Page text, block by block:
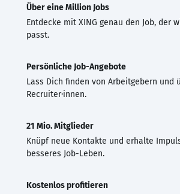
Über eine Million Jobs
Entdecke mit XING genau den Job, der
passt.
Persönliche Job-Angebote
Lass Dich finden von Arbeitgebern und
Recruiter·innen.
21 Mio. Mitglieder
Knüpf neue Kontakte und erhalte
besseres Job-Leben.
Kostenlos profitieren